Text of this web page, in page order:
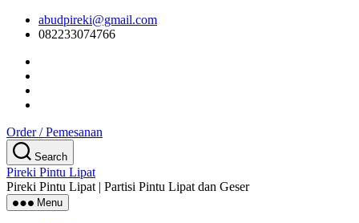
Skip
content
abudpireki@gmail.com
082233074766
Order / Pemesanan
Search
Pireki Pintu Lipat
Pireki Pintu Lipat | Partisi Pintu Lipat dan Geser
Menu